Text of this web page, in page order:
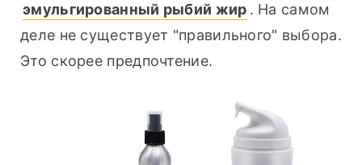
эмульгированный рыбий жир . На самом
деле не существует "правильного" выбора.
Это скорее предпочтение.